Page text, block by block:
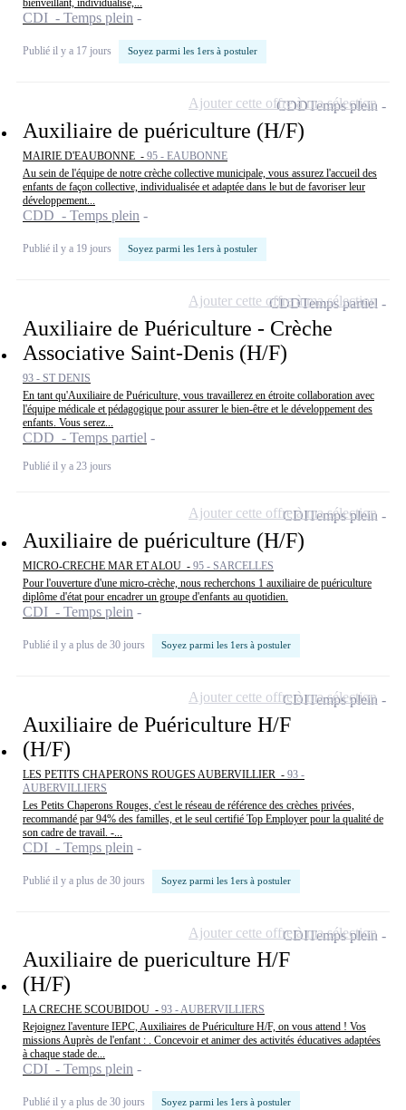
bienveillant, individualisé,...
CDI - Temps plein
Publié il y a 17 jours Soyez parmi les 1ers à postuler
Auxiliaire de puériculture (H/F)
MAIRIE D'EAUBONNE - 95 - EAUBONNE
Au sein de l'équipe de notre crèche collective municipale, vous assurez l'accueil des
enfants de façon collective, individualisée et adaptée dans le but de favoriser leur
développement...
CDD - Temps plein
Publié il y a 19 jours Soyez parmi les 1ers à postuler
CDDTemps plein
Ajouter cette offre à ma sélection
Auxiliaire de Puériculture - Crèche
Associative Saint-Denis (H/F)
93 - ST DENIS
En tant qu'Auxiliaire de Puériculture, vous travaillerez en étroite collaboration avec
l'équipe médicale et pédagogique pour assurer le bien-être et le développement des
enfants. Vous serez...
CDD - Temps partiel
Publié il y a 23 jours
CDDTemps partiel
Ajouter cette offre à ma sélection
Auxiliaire de puériculture (H/F)
MICRO-CRECHE MAR ET ALOU - 95 - SARCELLES
Pour l'ouverture d'une micro-crèche, nous recherchons 1 auxiliaire de puériculture
diplôme d'état pour encadrer un groupe d'enfants au quotidien.
CDI - Temps plein
Publié il y a plus de 30 jours Soyez parmi les 1ers à postuler
CDITemps plein
Ajouter cette offre à ma sélection
Auxiliaire de Puériculture H/F
(H/F)
LES PETITS CHAPERONS ROUGES AUBERVILLIER - 93 -
AUBERVILLIERS
Les Petits Chaperons Rouges, c'est le réseau de référence des crèches privées,
recommandé par 94% des familles, et le seul certifié Top Employer pour la qualité de
son cadre de travail. -...
CDI - Temps plein
Publié il y a plus de 30 jours Soyez parmi les 1ers à postuler
CDITemps plein
Ajouter cette offre à ma sélection
Auxiliaire de puericulture H/F
(H/F)
LA CRECHE SCOUBIDOU - 93 - AUBERVILLIERS
Rejoignez l'aventure IEPC, Auxiliaires de Puériculture H/F, on vous attend ! Vos
missions Auprès de l'enfant : . Concevoir et animer des activités éducatives adaptées
à chaque stade de...
CDI - Temps plein
Publié il y a plus de 30 jours Soyez parmi les 1ers à postuler
CDITemps plein
Ajouter cette offre à ma sélection